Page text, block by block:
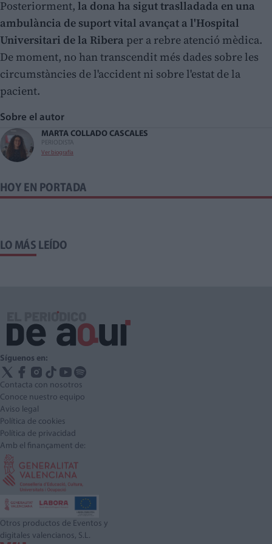
Posteriorment, la dona ha sigut traslladada en una
ambulància de suport vital avançat a l'Hospital
Universitari de la Ribera per a rebre atenció mèdica.
De moment, no han transcendit més dades sobre les
circumstàncies de l'accident ni sobre l'estat de la
pacient.
Sobre el autor
MARTA COLLADO CASCALES
PERIODISTA
Ver biografía
HOY EN PORTADA
LO MÁS LEÍDO
Síguenos en:
Contacta con nosotros
Conoce nuestro equipo
Aviso legal
Política de cookies
Política de privacidad
Amb el finançament de:
Otros productos de Eventos y
digitales valencianos, S.L.